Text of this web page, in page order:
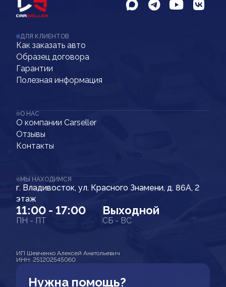
ДЛЯ КЛИЕНТОВ
Как заказать авто
Образец договора
Гарантии
Полезная информация
О НАС
О компании Carseller
Отзывы
Контакты
МЫ НАХОДИМСЯ
г. Владивосток, ул. Красного Знамени, д. 86А, 2
этаж
11:00 - 17:00
ПН - ПТ
Выходной
СБ - ВС
ИП Шевченко Алексей Анатольевич
ИНН: 251202545060
Нужна помощь?